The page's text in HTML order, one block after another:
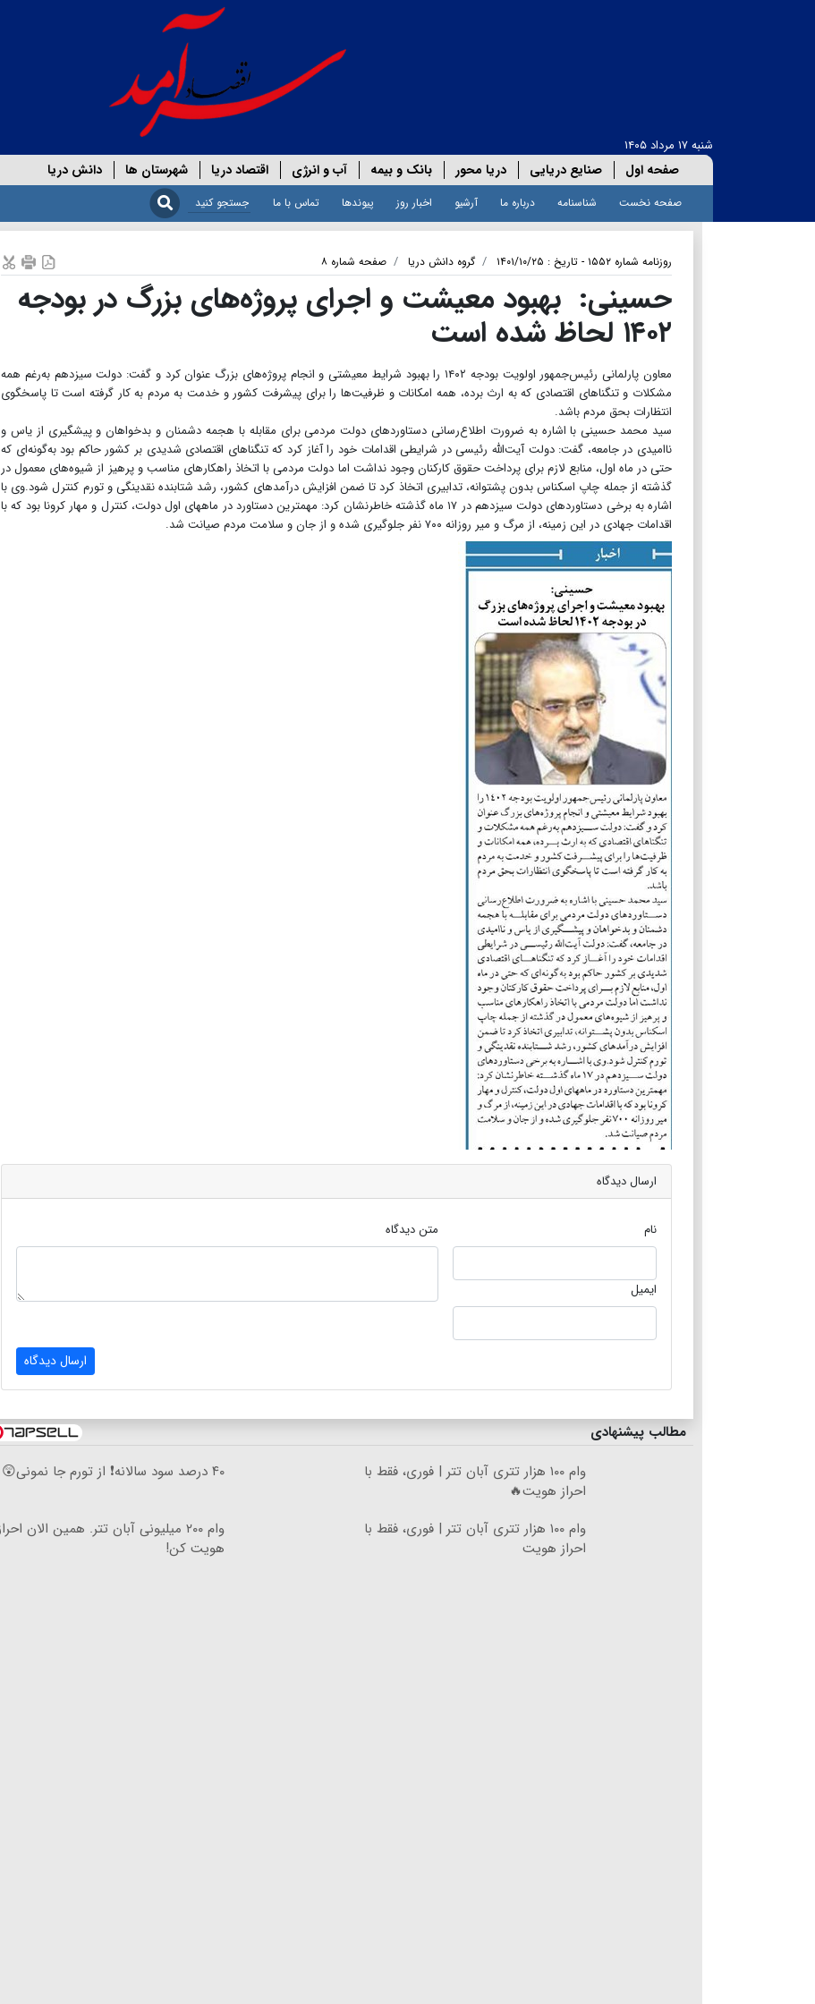
شنبه ۱۷ مرداد ۱۴۰۵
صفحه اول صنایع دریایی دریا محور بانک و بیمه آب و انرژی اقتصاد دریا شهرستان ها دانش دریا
صفحه نخست شناسنامه درباره ما آرشیو اخبار روز پیوندها تماس با ما
روزنامه شماره ۱۵۵۲ - تاریخ : ۱۴۰۱/۱۰/۲۵ گروه دانش دریا صفحه شماره ۸
حسینی: بهبود معیشت و اجرای پروژه‌های بزرگ در بودجه
۱۴۰۲ لحاظ شده است
معاون پارلمانی رئیس‌جمهور اولویت بودجه ۱۴۰۲ را بهبود شرایط معیشتی و انجام پروژه‌های بزرگ عنوان کرد و گفت: دولت سیزدهم به‌رغم همه
مشکلات و تنگناهای اقتصادی که به ارث برده، همه امکانات و ظرفیت‌ها را برای پیشرفت کشور و خدمت به مردم به کار گرفته است تا پاسخگوی
انتظارات بحق مردم باشد.
سید محمد حسینی با اشاره به ضرورت اطلاع‌رسانی دستاوردهای دولت مردمی برای مقابله با هجمه‌ دشمنان و بدخواهان و پیشگیری از یاس و
ناامیدی در جامعه، گفت: دولت آیت‌الله رئیسی در شرایطی اقدامات خود را آغاز کرد که تنگناهای اقتصادی شدیدی بر کشور حاکم بود به‌گونه‌ای که
حتی در ماه اول، منابع لازم برای پرداخت حقوق کارکنان وجود نداشت اما دولت مردمی با اتخاذ راهکارهای مناسب و پرهیز از شیوه‌های معمول در
گذشته از جمله چاپ اسکناس بدون پشتوانه، تدابیری اتخاذ کرد تا ضمن افزایش درآمدهای کشور، رشد شتابنده نقدینگی و تورم کنترل شود.وی با
اشاره به برخی دستاوردهای دولت سیزدهم در ۱۷ ماه گذشته خاطرنشان کرد: مهمترین دستاورد در ماههای اول دولت، کنترل و مهار کرونا بود که با
اقدامات جهادی در این زمینه، از مرگ و میر روزانه ۷۰۰ نفر جلوگیری شده و از جان و سلامت مردم صیانت شد.
ارسال دیدگاه
نام
ایمیل
متن دیدگاه
ارسال دیدگاه
مطالب پیشنهادی
وام ۱۰۰ هزار تتری آبان تتر | فوری، فقط با
احراز هویت🔥
۴۰ درصد سود سالانه❗ از تورم جا نمونی😲
وام ۱۰۰ هزار تتری آبان تتر | فوری، فقط با
احراز هویت
وام ۲۰۰ میلیونی آبان تتر. همین الان
هویت کن!